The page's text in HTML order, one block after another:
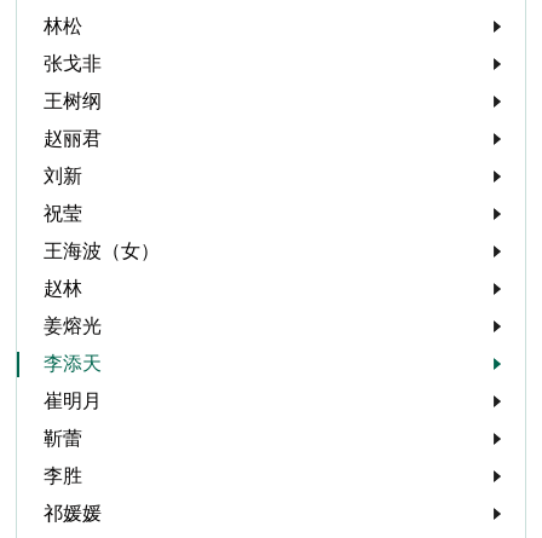
林松
张戈非
王树纲
赵丽君
刘新
祝莹
王海波（女）
赵林
姜熔光
李添天
崔明月
靳蕾
李胜
祁媛媛